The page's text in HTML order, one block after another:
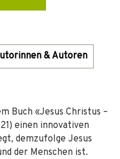
& Autoren
Buch «Jesus Christus –
einen innovativen
demzufolge Jesus
der Menschen ist.